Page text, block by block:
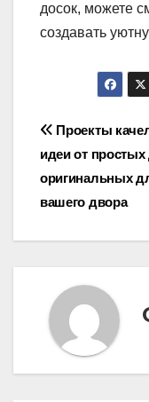
досок, можете
создавать
по
записям
Проекты
идеи от простых
оригинальных
вашего двора